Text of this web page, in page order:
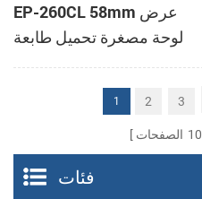
EP-260CL 58mm عرض
لوحة مصغرة تحميل طابعة
حرارية مع لصناعة
السيارات في القاطع
1 2 3
10 الصفحات
فئات